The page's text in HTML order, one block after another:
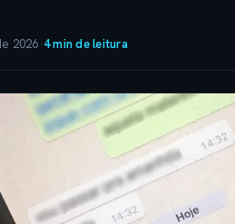
2026·4 min de leitura